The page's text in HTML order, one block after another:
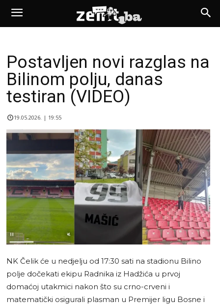
Postavljen novi razglas na
Bilinom polju, danas
testiran (VIDEO)
19.05.2026. | 19:55
NK Čelik će u nedjelju od 17:30 sati na stadionu Bilino
polje dočekati ekipu Radnika iz Hadžića u prvoj
domaćoj utakmici nakon što su crno-crveni i
matematički osigurali plasman u Premijer ligu Bosne i